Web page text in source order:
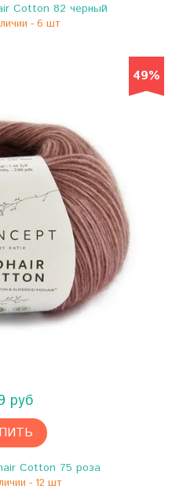
Cotton 82 черный
- 6 шт
49%
руб
Cotton 75 роза
- 12 шт